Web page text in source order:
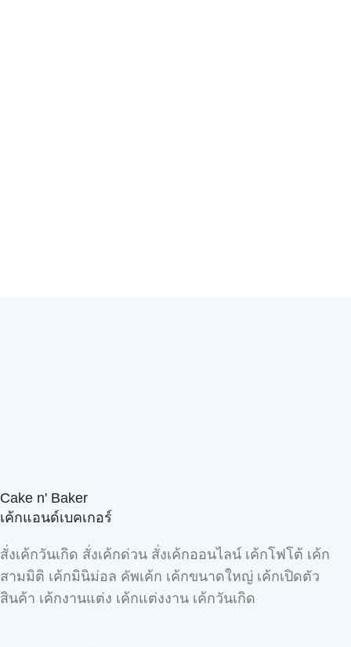
Cake n' Baker
เค้กแอนด์เบคเกอร์
สั่งเค้กวันเกิด สั่งเค้กด่วน สั่งเค้กออนไลน์ เค้กโฟโต้ เค้ก
สามมิติ เค้กมินิม่อล คัพเค้ก เค้กขนาดใหญ่ เค้กเปิดตัว
สินค้า เค้กงานแต่ง เค้กแต่งงาน เค้กวันเกิด